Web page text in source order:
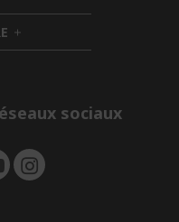
d
e
n
i
d
d
h
i
e
sociaux